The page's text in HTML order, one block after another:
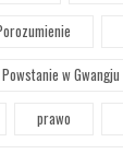
Powstanie w Gwangju
prawo